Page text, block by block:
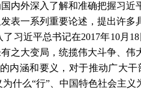
内外深入了解和准确把握习
表一系列重要论述，提出许
习近平总书记在2017年10月
之大变局，统揽伟大斗争、
涵和要义，对于推动广大干
什么“行”、中国特色社会主义